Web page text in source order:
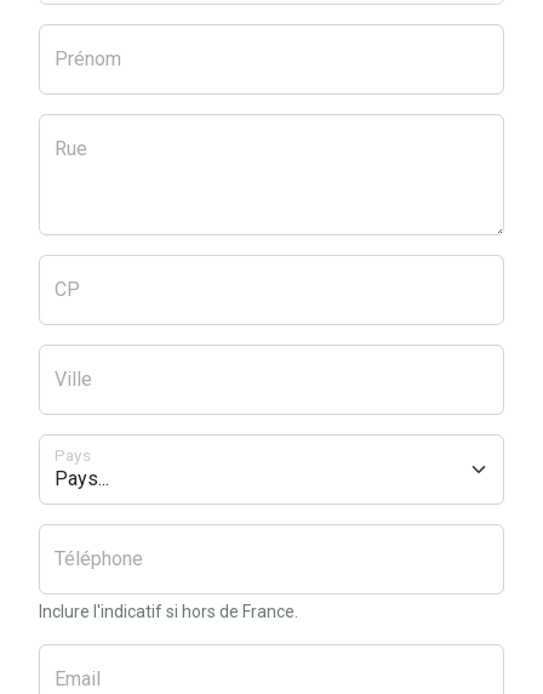
Prénom
Rue
CP
Ville
Pays
Téléphone
Inclure l'indicatif si hors de France.
Email